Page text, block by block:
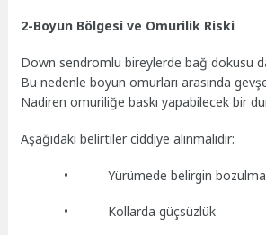
2-Boyun Bölgesi ve Omurilik Riski
Down sendromlu bireylerde bağ dokusu
Bu nedenle boyun omurları arasında
Nadiren omuriliğe baskı yapabilecek bir
Aşağıdaki belirtiler ciddiye alınmalıdır:
• Yürümede belirgin bozulma
• Kollarda güçsüzlük